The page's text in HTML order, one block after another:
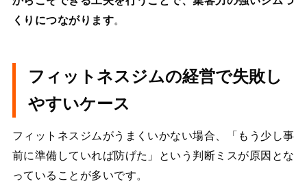
くりにつながります。
フィットネスジムの経営で失敗し
やすいケース
フィットネスジムがうまくいかない場合、「もう少し事
前に準備していれば防げた」という判断ミスが原因とな
っていることが多いです。